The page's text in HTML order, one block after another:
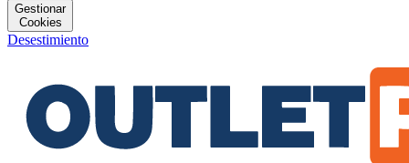
Gestionar
Cookies
Desestimiento